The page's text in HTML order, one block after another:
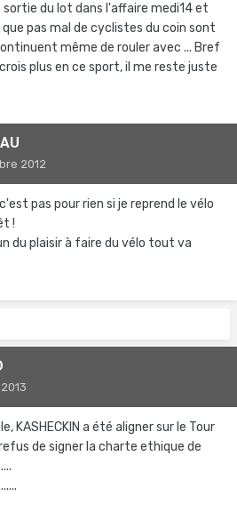
du lot dans l'affaire medi14 et
pas mal de cyclistes du coin sont
même de rouler avec ... Bref
plus en ce sport, il me reste juste
2012
pas pour rien si je reprend le vélo
!
du plaisir à faire du vélo tout va
KASHECKIN a été aligner sur le Tour
de signer la charte ethique de